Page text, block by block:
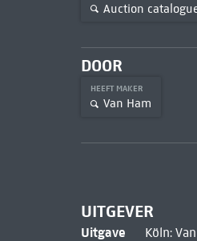
Auction
DOOR
HEEFT MAKER
Van Ham
UITGEVER
Uitgave Köln: